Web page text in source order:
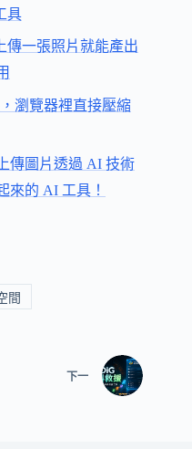
具
傳一張照片就能產出
瀏覽器裡直接壓縮
傳圖片透過 AI 技術
來的 AI 工具！
間
下一